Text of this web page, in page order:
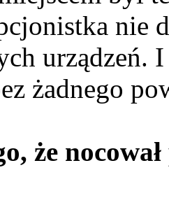
nie
urządzeń.
żadnego
że